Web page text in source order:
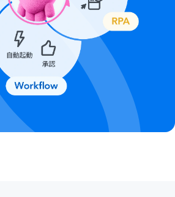
ファイルの作成日時と最終更新日時が
合があり、正しく分岐しない可能性があ
さい。
Office365）には、家庭向けプランと一
（Microsoft365 Business）があり、一
に加入していない場合には認証に失敗
ます。
るオペレーションの設定方法は
こちら
。